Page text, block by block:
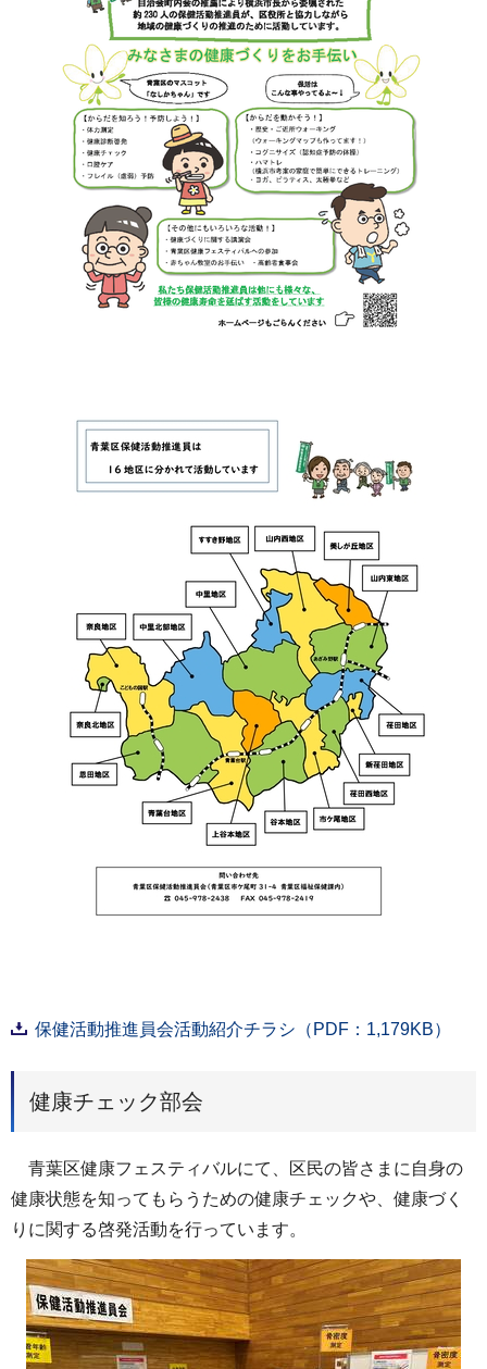
保健活動推進員会活動紹介チラシ（PDF：1,179KB）
健康チェック部会
青葉区健康フェスティバルにて、区民の皆さまに自身の
健康状態を知ってもらうための健康チェックや、健康づく
りに関する啓発活動を行っています。